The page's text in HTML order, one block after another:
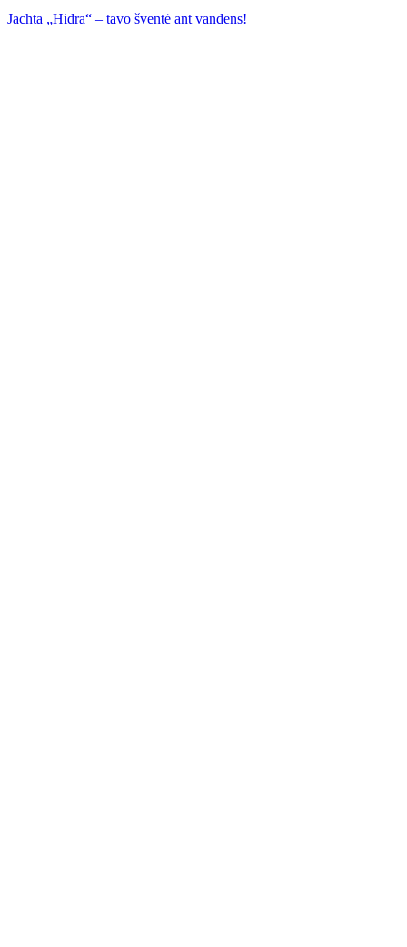
Jachta „Hidra“ – tavo šventė ant vandens!